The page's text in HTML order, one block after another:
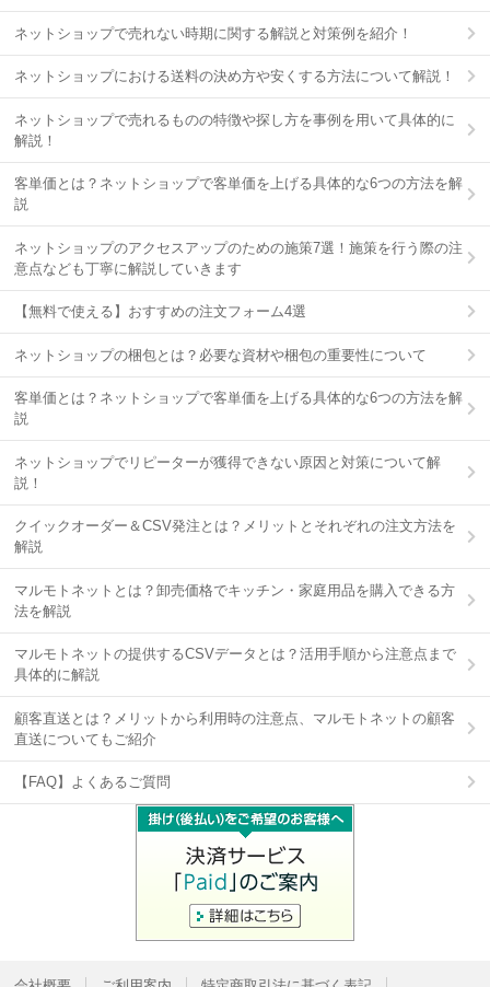
ネットショップで売れない時期に関する解説と対策例を紹介！
ネットショップにおける送料の決め方や安くする方法について解説！
ネットショップで売れるものの特徴や探し方を事例を用いて具体的に
解説！
客単価とは？ネットショップで客単価を上げる具体的な6つの方法を解
説
ネットショップのアクセスアップのための施策7選！施策を行う際の注
意点なども丁寧に解説していきます
【無料で使える】おすすめの注文フォーム4選
ネットショップの梱包とは？必要な資材や梱包の重要性について
客単価とは？ネットショップで客単価を上げる具体的な6つの方法を解
説
ネットショップでリピーターが獲得できない原因と対策について解
説！
クイックオーダー＆CSV発注とは？メリットとそれぞれの注文方法を
解説
マルモトネットとは？卸売価格でキッチン・家庭用品を購入できる方
法を解説
マルモトネットの提供するCSVデータとは？活用手順から注意点まで
具体的に解説
顧客直送とは？メリットから利用時の注意点、マルモトネットの顧客
直送についてもご紹介
【FAQ】よくあるご質問